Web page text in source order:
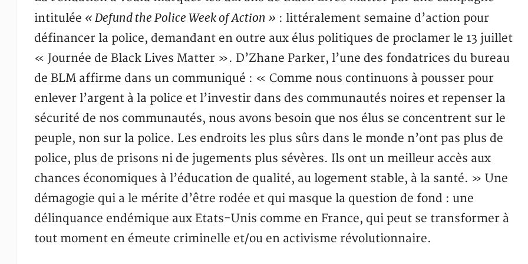
intitulée « Defund the Police Week of Action » : littéralement semaine d’action pour
définancer la police, demandant en outre aux élus politiques de proclamer le 13 juillet
« Journée de Black Lives Matter ». D’Zhane Parker, l’une des fondatrices du bureau
de BLM affirme dans un communiqué : « Comme nous continuons à pousser pour
enlever l’argent à la police et l’investir dans des communautés noires et repenser la
sécurité de nos communautés, nous avons besoin que nos élus se concentrent sur le
peuple, non sur la police. Les endroits les plus sûrs dans le monde n’ont pas plus de
police, plus de prisons ni de jugements plus sévères. Ils ont un meilleur accès aux
chances économiques à l’éducation de qualité, au logement stable, à la santé. » Une
démagogie qui a le mérite d’être rodée et qui masque la question de fond : une
délinquance endémique aux Etats-Unis comme en France, qui peut se transformer à
tout moment en émeute criminelle et/ou en activisme révolutionnaire.